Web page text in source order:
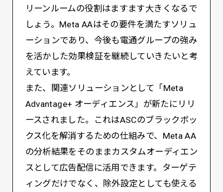
リーンルームの役割はますます大きくなるで
しょう。Meta AAはその要件を満たすソリュ
ーションであり、今後も電通グループの強み
を活かした効果検証を継続していきたいと考
えています。
また、関連ソリューションとして「Meta
Advantage+ オーディエンス」が新たにリリ
ースされました。これはASCのブラックボッ
クス化を解消するための仕組みで、Meta AA
の分析結果をそのままカスタムオーディエン
スとして広告配信に活用できます。ターゲテ
ィングだけでなく、除外設定としても使える